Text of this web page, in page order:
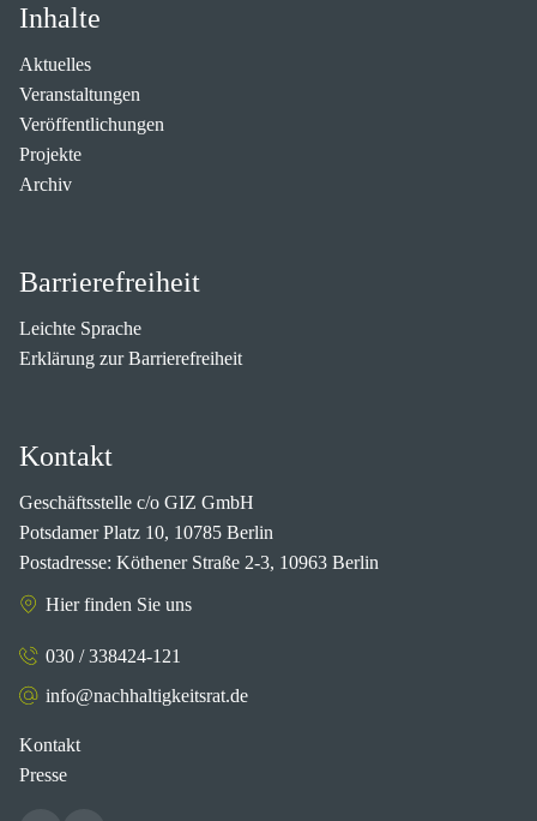
Inhalte
Aktuelles
Veranstaltungen
Veröffentlichungen
Projekte
Archiv
Barrierefreiheit
Leichte Sprache
Erklärung zur Barrierefreiheit
Kontakt
Geschäftsstelle c/o GIZ GmbH
Potsdamer Platz 10, 10785 Berlin
Postadresse: Köthener Straße 2-3, 10963 Berlin
Hier finden Sie uns
030 / 338424-121
info@nachhaltigkeitsrat.de
Kontakt
Presse